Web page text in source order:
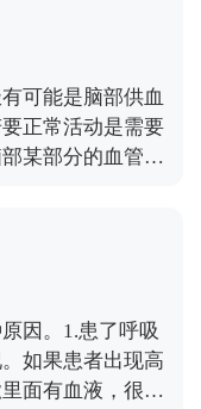
致小毛细血管破
可能是脑部供血
正常活动是需要
某部分的血管被
力衰退等症状。
动脉硬化等疾病
步的检测。患者
的判断。日常可
。日常注意多喝
进行体育锻炼，
因。1.患了呼吸
如果患者出现高
面有血液，很有